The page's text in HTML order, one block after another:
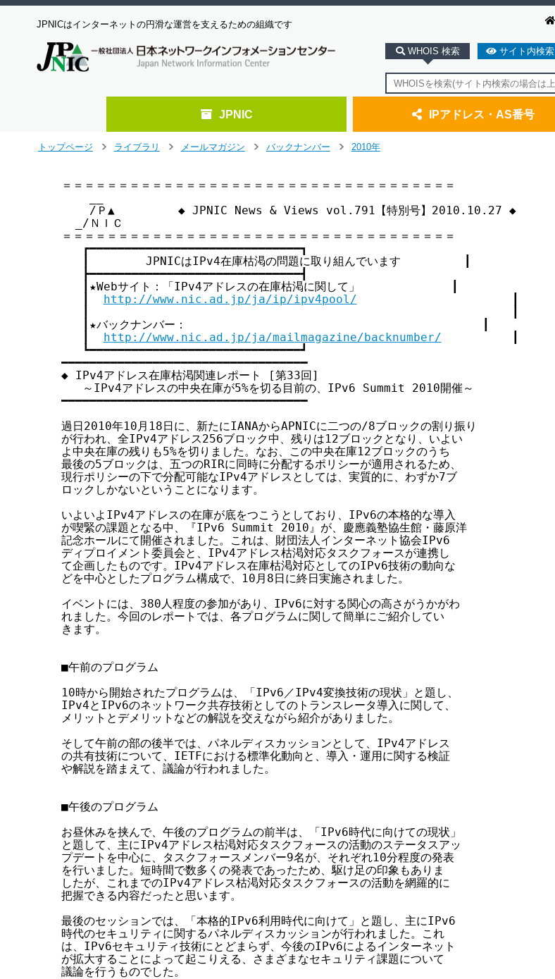
JPNICはインターネットの円滑な運営を支えるための組織です
WHOIS 検索 サイト内検索
JPNIC IPアドレス・AS番号
トップページ
ライブラリ
メールマガジン
バックナンバー
2010年
＝＝＝＝＝＝＝＝＝＝＝＝＝＝＝＝＝＝＝＝＝＝＝＝＝＝＝＝＝＝＝＝＝＝＝
    /Ｐ▲         ◆ JPNIC News & Views vol.791【特別号】2010.10.27 ◆
  _/ＮＩＣ
＝＝＝＝＝＝＝＝＝＝＝＝＝＝＝＝＝＝＝＝＝＝＝＝＝＝＝＝＝＝＝＝＝＝＝
   ┏━━━━━━━━━━━━━━━━━━━━━━━━━━━━━━┓
   ┃        JPNICはIPv4在庫枯渇の問題に取り組んでいます         ┃
   ┣━━━━━━━━━━━━━━━━━━━━━━━━━━━━━━┫
   ┃★Webサイト：「IPv4アドレスの在庫枯渇に関して」             ┃
http://www.nic.ad.jp/ja/ip/ipv4pool/
   ┃★バックナンバー：                                          ┃
http://www.nic.ad.jp/ja/mailmagazine/backnumber/
   ┗━━━━━━━━━━━━━━━━━━━━━━━━━━━━━━┛
━━━━━━━━━━━━━━━━━━━━━━━━━━━━━━━━━━━
◆ IPv4アドレス在庫枯渇関連レポート [第33回]
   ～IPv4アドレスの中央在庫が5%を切る目前の、IPv6 Summit 2010開催～
━━━━━━━━━━━━━━━━━━━━━━━━━━━━━━━━━━━
過日2010年10月18日に、新たにIANAからAPNICに二つの/8ブロックの割り振り
が行われ、全IPv4アドレス256ブロック中、残りは12ブロックとなり、いよい
よ中央在庫の残りも5%を切りました。なお、この中央在庫12ブロックのうち
最後の5ブロックは、五つのRIRに同時に分配するポリシーが適用されるため、
現行ポリシーの下で分配可能なIPv4アドレスとしては、実質的に、わずか7ブ
ロックしかないということになります。
いよいよIPv4アドレスの在庫が底をつこうとしており、IPv6の本格的な導入
が喫緊の課題となる中、『IPv6 Summit 2010』が、慶應義塾協生館・藤原洋
記念ホールにて開催されました。これは、財団法人インターネット協会IPv6
ディプロイメント委員会と、IPv4アドレス枯渇対応タスクフォースが連携し
て企画したものです。IPv4アドレス在庫枯渇対応としてのIPv6技術の動向な
どを中心としたプログラム構成で、10月8日に終日実施されました。
イベントには、380人程度の参加があり、IPv6に対する関心の高さがうかがわ
れました。今回のレポートでは、各プログラムに関して簡単にご紹介してい
きます。
■午前のプログラム
10時から開始されたプログラムは、「IPv6／IPv4変換技術の現状」と題し、
IPv4とIPv6のネットワーク共存技術としてのトランスレータ導入に関して、
メリットとデメリットなどの解説を交えながら紹介がありました。
そして午前の部の後半では、パネルディスカッションとして、IPv4アドレス
の共有技術について、IETFにおける標準化動向と、導入・運用に関する検証
や解説を踏まえて、議論が行われました。
■午後のプログラム
お昼休みを挟んで、午後のプログラムの前半は、「IPv6時代に向けての現状」
と題して、主にIPv4アドレス枯渇対応タスクフォースの活動のステータスアッ
プデートを中心に、タスクフォースメンバー9名が、それぞれ10分程度の発表
を行いました。短時間で数多くの発表であったため、駆け足の印象もありま
したが、これまでのIPv4アドレス枯渇対応タスクフォースの活動を網羅的に
把握できる内容だったと思います。
最後のセッションでは、「本格的IPv6利用時代に向けて」と題し、主にIPv6
時代のセキュリティに関するパネルディスカッションが行われました。これ
は、IPv6セキュリティ技術にとどまらず、今後のIPv6によるインターネット
が拡大することによって起こりえる、さまざまなセキュリティ課題について
議論を行うものでした。